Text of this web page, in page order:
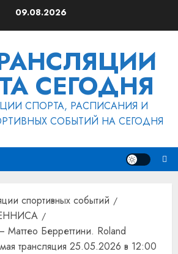
09.08.2026
СЕГОДНЯ
СПОРТА, РАСПИСАНИЯ И
СОБЫТИЙ НА СЕГОДНЯ
спортивных событий
Берреттини. Roland
трансляция 25.05.2026 в 12:00